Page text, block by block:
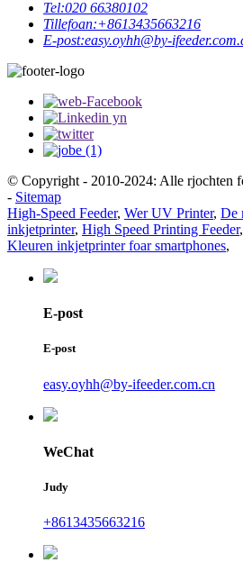
Tel:020 66380102
Tillefoan:+8613435663216
E-post:easy.oyhh@by-
© Copyright - 2010-2024: Alle rjochten
- Sitemap
High-Speed ​​Feeder, Wer UV Printer, De
inkjetprinter, High Speed ​​Printing Feeder,
Kleuren inkjetprinter foar smartphones,
E-post
E-post
easy.oyhh@by-ifeeder.com.cn
WeChat
Judy
+8613435663216